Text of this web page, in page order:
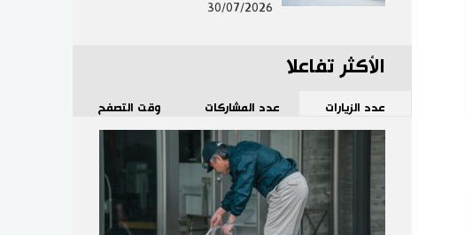
30/07/2026
الأكثر تفاعلا
عدد الزيارات عدد المشاركات وقت التصفح